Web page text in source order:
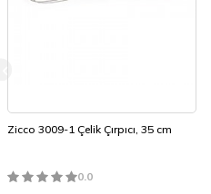
Zicco 3009-1 Çelik Çırpıcı, 35 cm
0.0